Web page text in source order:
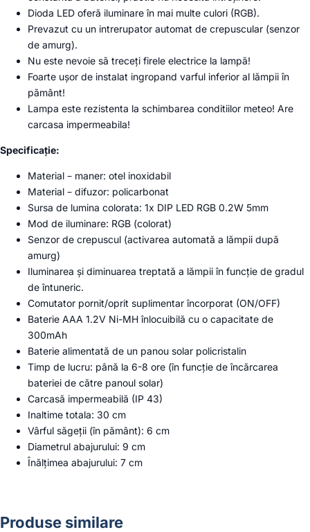
Dioda LED oferă iluminare în mai multe culori (RGB).
Prevazut cu un intrerupator automat de crepuscular (senzor
de amurg).
Nu este nevoie să treceți firele electrice la lampă!
Foarte ușor de instalat ingropand varful inferior al lămpii în
pământ!
Lampa este rezistenta la schimbarea conditiilor meteo! Are
carcasa impermeabila!
Specificație:
Material – maner: otel inoxidabil
Material – difuzor: policarbonat
Sursa de lumina colorata: 1x DIP LED RGB 0.2W 5mm
Mod de iluminare: RGB (colorat)
Senzor de crepuscul (activarea automată a lămpii după
amurg)
Iluminarea și diminuarea treptată a lămpii în funcție de gradul
de întuneric.
Comutator pornit/oprit suplimentar încorporat (ON/OFF)
Baterie AAA 1.2V Ni-MH înlocuibilă cu o capacitate de
300mAh
Baterie alimentată de un panou solar policristalin
Timp de lucru: până la 6-8 ore (în funcție de încărcarea
bateriei de către panoul solar)
Carcasă impermeabilă (IP 43)
Inaltime totala: 30 cm
Vârful săgeții (în pământ): 6 cm
Diametrul abajurului: 9 cm
Înălțimea abajurului: 7 cm
Produse similare